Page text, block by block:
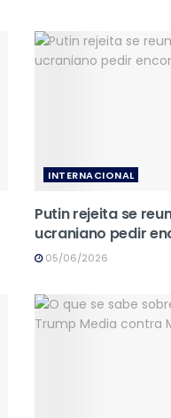
INTERNACIONAL
Putin rejeita se
ucraniano pedir
05/06/2026